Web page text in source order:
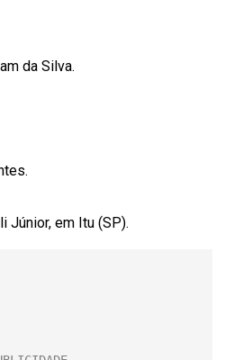
da Silva.
Júnior, em Itu (SP).